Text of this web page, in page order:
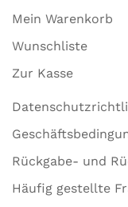
Mein Warenkorb
Wunschliste
Zur Kasse
Rückgabe- und
Häufig gestellte